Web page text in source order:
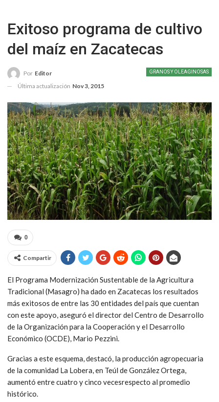
Exitoso programa de cultivo
del maíz en Zacatecas
GRANOS Y OLEAGINOSAS
Por Editor
Última actualización Nov 3, 2015
0
Compartir
El Programa Modernización Sustentable de la Agricultura
Tradicional (Masagro) ha dado en Zacatecas los resultados
más exitosos de entre las 30 entidades del país que cuentan
con este apoyo, aseguró el director del Centro de Desarrollo
de la Organización para la Cooperación y el Desarrollo
Económico (OCDE), Mario Pezzini.
Gracias a este esquema, destacó, la producción agropecuaria
de la comunidad La Lobera, en Teúl de González Ortega,
aumentó entre cuatro y cinco vecesrespecto al promedio
histórico.